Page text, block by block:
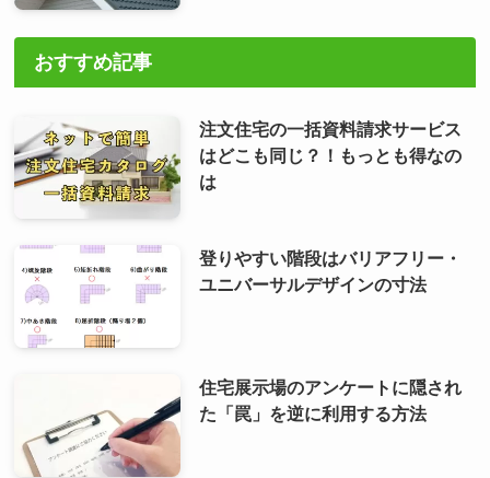
おすすめ記事
注文住宅の一括資料請求サービス
はどこも同じ？！もっとも得なの
は
登りやすい階段はバリアフリー・
ユニバーサルデザインの寸法
住宅展示場のアンケートに隠され
た「罠」を逆に利用する方法